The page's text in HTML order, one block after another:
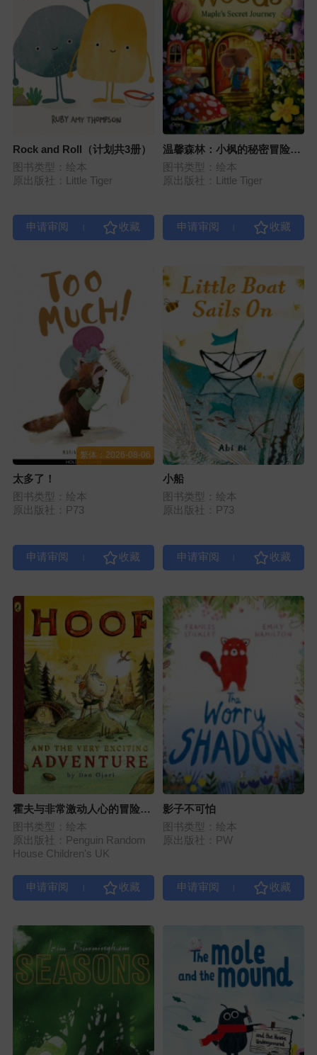
Rock and Roll（计划共3册）
图书类型：绘本
原出版社：Little Tiger
温馨森林：小枫的秘密冒险
（系列）
图书类型：绘本
原出版社：Little Tiger
繁体：2026-08-06
太多了！
图书类型：绘本
原出版社：P73
小船
图书类型：绘本
原出版社：P73
霍夫与非常激动人心的冒险
（2册）
图书类型：绘本
原出版社：Penguin Random
House Children's UK
影子不可怕
图书类型：绘本
原出版社：PW